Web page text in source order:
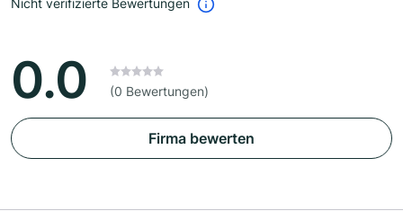
Nicht verifizierte Bewertungen
0.0 (0 Bewertungen)
Firma bewerten